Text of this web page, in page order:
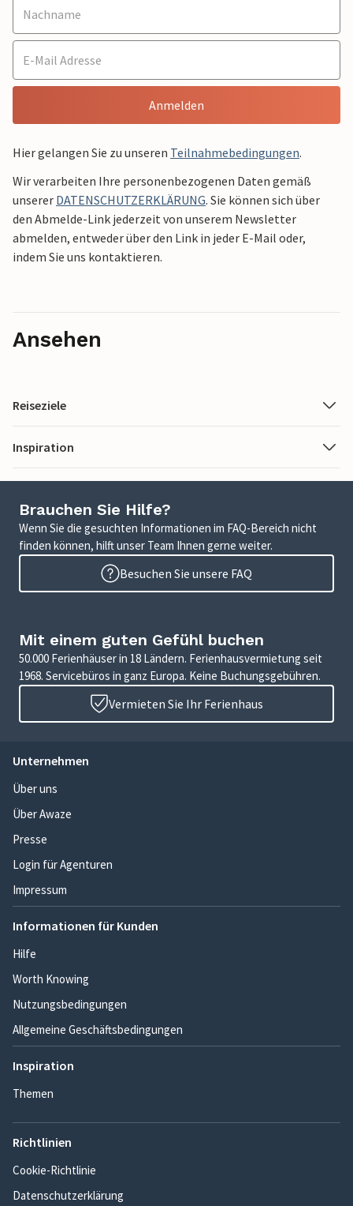
Anmelden
Hier gelangen Sie zu unseren Teilnahmebedingungen.
Wir verarbeiten Ihre personenbezogenen Daten gemäß
unserer DATENSCHUTZERKLÄRUNG. Sie können sich über
den Abmelde-Link jederzeit von unserem Newsletter
abmelden, entweder über den Link in jeder E-Mail oder,
indem Sie uns kontaktieren.
Ansehen
Reiseziele
Inspiration
Brauchen Sie Hilfe?
Wenn Sie die gesuchten Informationen im FAQ-Bereich nicht
finden können, hilft unser Team Ihnen gerne weiter.
Besuchen Sie unsere FAQ
Mit einem guten Gefühl buchen
50.000 Ferienhäuser in 18 Ländern. Ferienhausvermietung seit
1968. Servicebüros in ganz Europa. Keine Buchungsgebühren.
Vermieten Sie Ihr Ferienhaus
Unternehmen
Über uns
Über Awaze
Presse
Login für Agenturen
Impressum
Informationen für Kunden
Hilfe
Worth Knowing
Nutzungsbedingungen
Allgemeine Geschäftsbedingungen
Inspiration
Themen
Richtlinien
Cookie-Richtlinie
Datenschutzerklärung